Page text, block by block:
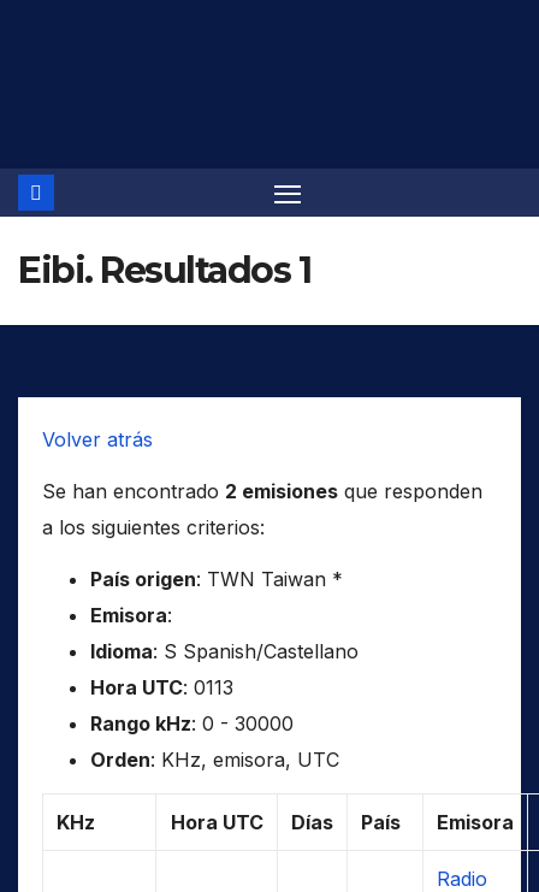
Eibi. Resultados 1
Volver atrás
Se han encontrado 2 emisiones que responden
a los siguientes criterios:
País origen: TWN Taiwan *
Emisora:
Idioma: S Spanish/Castellano
Hora UTC: 0113
Rango kHz: 0 - 30000
Orden: KHz, emisora, UTC
KHz Hora UTC Días País Emisora
Radio